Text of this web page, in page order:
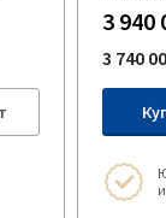
3 940
3 740